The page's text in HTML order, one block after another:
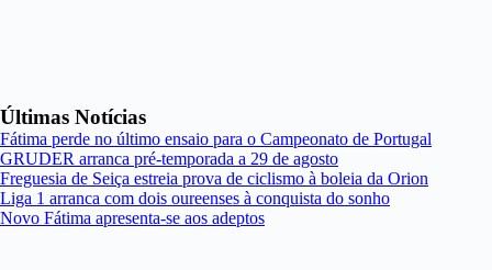
Últimas Notícias
Fátima perde no último ensaio para o Campeonato de Portugal
GRUDER arranca pré-temporada a 29 de agosto
Freguesia de Seiça estreia prova de ciclismo à boleia da Orion
Liga 1 arranca com dois oureenses à conquista do sonho
Novo Fátima apresenta-se aos adeptos